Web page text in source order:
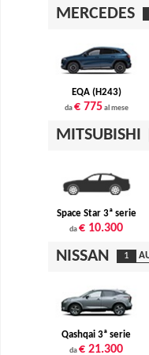
MERCEDES
EQA (H243)
da € 775al mese
MITSUBISHI
Space Star 3ª serie
da € 10.300
NISSAN 1
Qashqai 3ª serie
da € 21.300